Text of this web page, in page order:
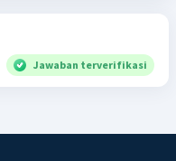
Jawaban terverifikasi